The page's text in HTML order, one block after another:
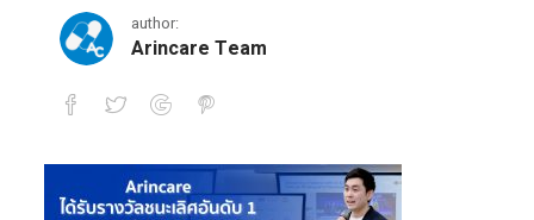
AI-google-04
author:
Arincare Team
AI-google-04